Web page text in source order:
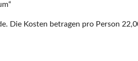
Die Kosten betragen pro Person